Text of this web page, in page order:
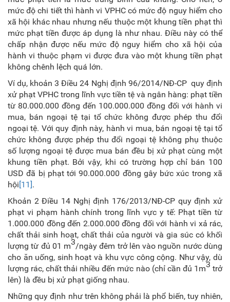
mức độ chi tiết thì hành vi VPHC có mức độ nguy hiểm cho
xã hội khác nhau nhưng nếu thuộc một khung tiền phạt thì
mức phạt tiền được áp dụng là như nhau. Điều này có thể
chấp nhận được nếu mức độ nguy hiểm cho xã hội của
hành vi thuộc phạm vi được đưa vào một khung tiền phạt
không chênh lệch quá lớn.
Ví dụ, khoản 3 Điều 24 Nghị định 96/2014/NĐ-CP quy định
xử phạt VPHC trong lĩnh vực tiền tệ và ngân hàng: phạt tiền
từ 80.000.000 đồng đến 100.000.000 đồng đối với hành vi
mua, bán ngoại tệ tại tổ chức không được phép thu đổi
ngoại tệ. Với quy định này, hành vi mua, bán ngoại tệ tại tổ
chức không được phép thu đổi ngoại tệ không phụ thuộc
số lượng ngoại tệ được mua bán đều bị xử phạt cùng một
khung tiền phạt. Bởi vậy, khi có trường hợp chỉ bán 100
USD đã bị phạt tới 90.000.000 đồng gây bức xúc trong xã
hội[11].
Khoản 2 Điều 14 Nghị định 176/2013/NĐ-CP quy định xử
phạt vi phạm hành chính trong lĩnh vực y tế: Phạt tiền từ
1.000.000 đồng đến 2.000.000 đồng đối với hành vi xả rác,
chất thải sinh hoạt, chất thải của người và gia súc có khối
lượng từ đủ 01 m3/ngày đêm trở lên vào nguồn nước dùng
cho ăn uống, sinh hoạt và khu vực công cộng. Như vậy, dù
lượng rác, chất thải nhiều đến mức nào (chỉ cần đủ 1m3 trở
lên) là đều bị xử phạt giống nhau.
Những quy định như trên không phải là phổ biến, tuy nhiên,